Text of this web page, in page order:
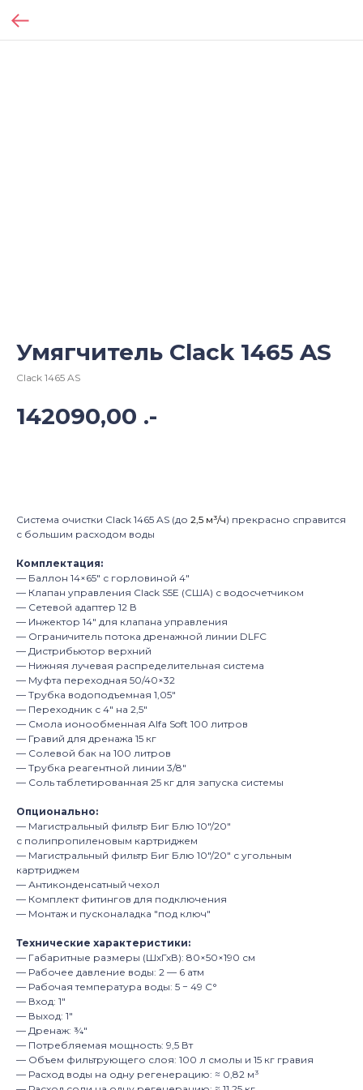
Умягчитель Clack 1465 AS
Clack 1465 AS
142090,00 .-
Система очистки Clack 1465 AS (до 2,5 м³/ч) прекрасно справится
с большим расходом воды
Комплектация:
— Баллон 14×65″ с горловиной 4″
— Клапан управления Clack S5E (США) с водосчетчиком
— Сетевой адаптер 12 В
— Инжектор 14″ для клапана управления
— Ограничитель потока дренажной линии DLFC
— Дистрибьютор верхний
— Нижняя лучевая распределительная система
— Муфта переходная 50/40×32
— Трубка водоподъемная 1,05″
— Переходник с 4″ на 2,5″
— Смола ионообменная Alfa Soft 100 литров
— Гравий для дренажа 15 кг
— Солевой бак на 100 литров
— Трубка реагентной линии 3/8″
— Соль таблетированная 25 кг для запуска системы
Опционально:
— Магистральный фильтр Биг Блю 10"/20″
с полипропиленовым картриджем
— Магистральный фильтр Биг Блю 10"/20″ с угольным
картриджем
— Антиконденсатный чехол
— Комплект фитингов для подключения
— Монтаж и пусконаладка "под ключ"
Технические характеристики:
— Габаритные размеры (ШхГхВ): 80×50×190 см
— Рабочее давление воды: 2 — 6 атм
— Рабочая температура воды: 5 − 49 С°
— Вход: 1″
— Выход: 1″
— Дренаж: ¾″
— Потребляемая мощность: 9,5 Вт
— Объем фильтрующего слоя: 100 л смолы и 15 кг гравия
— Расход воды на одну регенерацию: ≈ 0,82 м³